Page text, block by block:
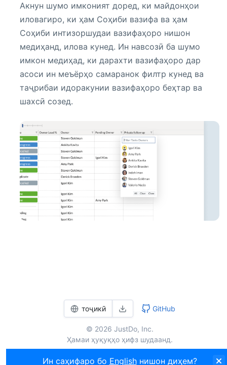
Ин саҳифаро бо Englishнишон диҳем?
Акнун шумо имконият доред, ки майдонҳои
иловагиро, ки ҳам Соҳиби вазифа ва ҳам
Соҳиби интизоршудаи вазифаҳоро нишон
медиҳанд, илова кунед. Ин навсозӣ ба шумо
имкон медиҳад, ки дарахти вазифаҳоро дар
асоси ин меъёрҳо самаранок филтр кунед ва
таҷрибаи идоракунии вазифаҳоро беҳтар ва
шахсӣ созед.
тоҷикӣ GitHub
© 2026 JustDo, Inc.
Ҳамаи ҳуқуқҳо ҳифз шудаанд.